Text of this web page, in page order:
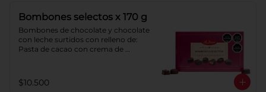
Bombones selectos x 170 g
Bombones de chocolate y chocolate
con leche surtidos con relleno de:
Pasta de cacao con crema de
chocolate blanco sabor a frambuesa,
pasta de cacao con licor sabor a
$10.500